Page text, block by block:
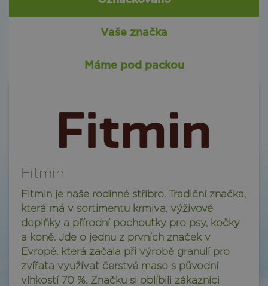
Vaše značka
Máme pod packou
Fitmin
Fitmin je naše rodinné stříbro. Tradiční značka,
která má v sortimentu krmiva, výživové
doplňky a přírodní pochoutky pro psy, kočky
a koně. Jde o jednu z prvních značek v
Evropě, která začala při výrobě granulí pro
zvířata využívat čerstvé maso s původní
vlhkostí 70 %. Značku si oblíbili zákazníci